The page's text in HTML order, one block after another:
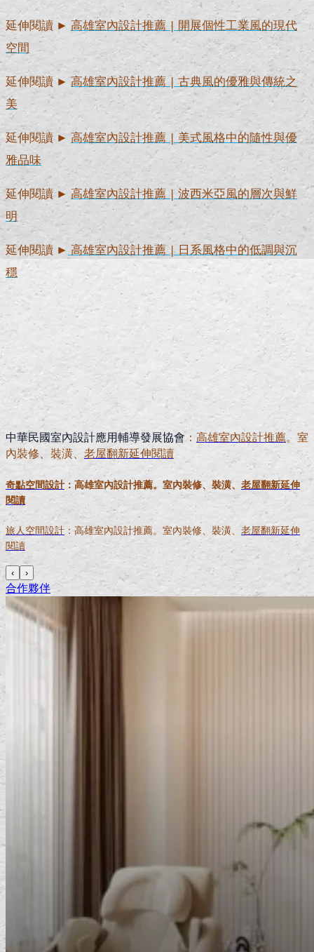
延伸閱讀 ► 高雄室內設計推薦 | 開展個性工業風的現代
空間
延伸閱讀 ►高雄室內設計推薦 | 古典風的優雅與傳統之
美
延伸閱讀 ► 高雄室內設計推薦 | 美式風格中的隨性與優
雅品味
延伸閱讀 ► 高雄室內設計推薦 | 波西米亞風的層次與鮮
明
延伸閱讀 ► 高雄室內設計推薦 | 日系風格中的低調與沉
穩
中華民國室內設計應用輔導發展協會： 高雄室內設計推薦。室
內裝修、裝潢、 老屋翻新延伸閱讀
奇點空間設計：高雄室內設計推薦。室內裝修、裝潢、 老屋翻新延伸
閱讀
旅人空間設計 ：高雄室內設計推薦。室內裝修、裝潢、 老屋翻新延伸
閱讀
‹ ›
合作夥伴